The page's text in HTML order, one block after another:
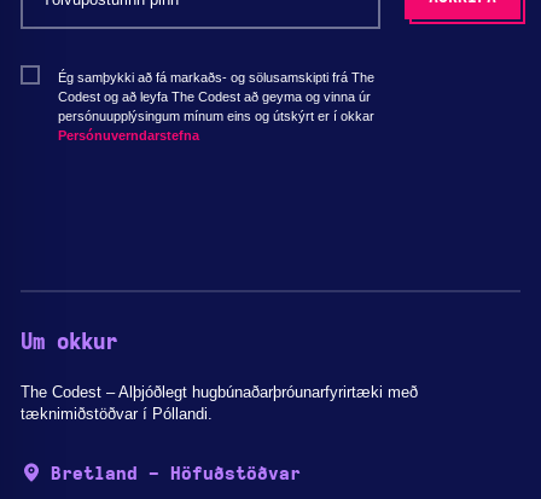
Ég samþykki að fá markaðs- og sölusamskipti frá The
Codest og að leyfa The Codest að geyma og vinna úr
persónuupplýsingum mínum eins og útskýrt er í okkar
Persónuverndarstefna
Um okkur
The Codest – Alþjóðlegt hugbúnaðarþróunarfyrirtæki með
tæknimiðstöðvar í Póllandi.
Bretland - Höfuðstöðvar